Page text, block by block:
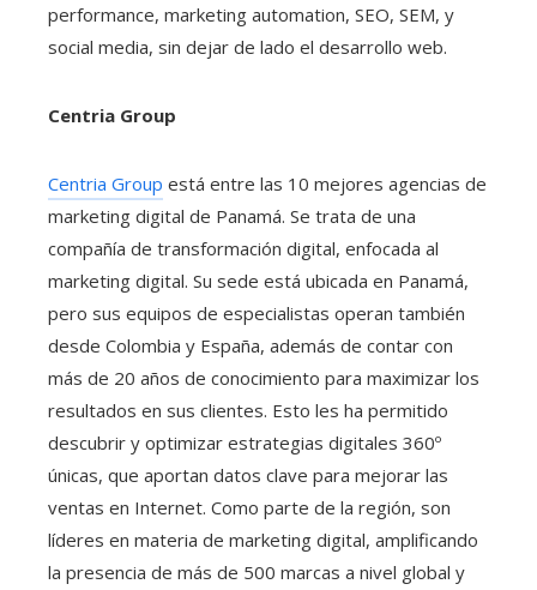
performance, marketing automation, SEO, SEM, y
social media, sin dejar de lado el desarrollo web.
Centria Group
Centria Group está entre las 10 mejores agencias de
marketing digital de Panamá. Se trata de una
compañía de transformación digital, enfocada al
marketing digital. Su sede está ubicada en Panamá,
pero sus equipos de especialistas operan también
desde Colombia y España, además de contar con
más de 20 años de conocimiento para maximizar los
resultados en sus clientes. Esto les ha permitido
descubrir y optimizar estrategias digitales 360º
únicas, que aportan datos clave para mejorar las
ventas en Internet. Como parte de la región, son
líderes en materia de marketing digital, amplificando
la presencia de más de 500 marcas a nivel global y